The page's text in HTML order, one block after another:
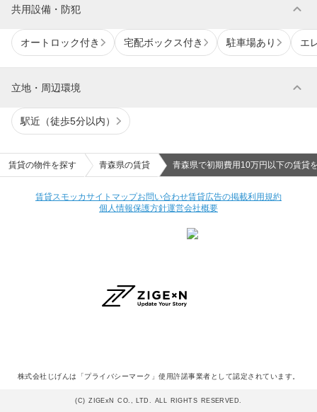
共用設備・防犯 expand_more
オートロック付き 宅配ボックス付き 駐車場あり エ
立地・周辺環境 expand_more
駅近（徒歩5分以内）
賃貸の物件を探す 青森県の賃貸 青森県で初期費用10万円以下の賃貸
賃貸スモッカサイトマップお問い合わせ賃貸広告の掲載利用規約
個人情報保護方針運営会社概要
株式会社じげんは「プライバシーマーク」使用許諾事業者として認定されています。
(C) ZIGExN CO., LTD. ALL RIGHTS RESERVED.